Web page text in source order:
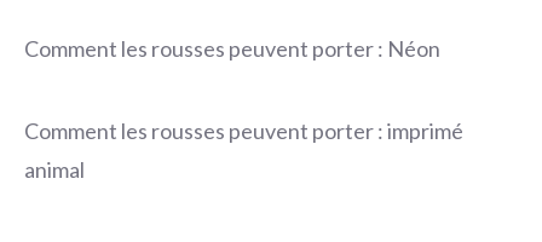
Comment les rousses peuvent porter : Néon
Comment les rousses peuvent porter : imprimé
animal